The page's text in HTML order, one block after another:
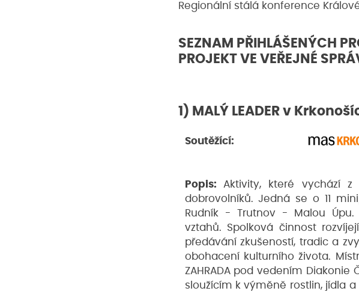
Regionální stálá konference
SEZNAM PŘIHLÁŠENÝCH
PROJEKT VE VEŘEJNÉ
1) MALÝ LEADER v
Soutěžící:
Popis: Aktivity, které vychází
dobrovolníků. Jedná se o 11
Rudník - Trutnov - Malou Úpu.
vztahů. Spolková činnost
předávání zkušeností, tradic a
obohacení kulturního života.
ZAHRADA pod vedením Diakonie
sloužícím k výměně rostlin, jídla